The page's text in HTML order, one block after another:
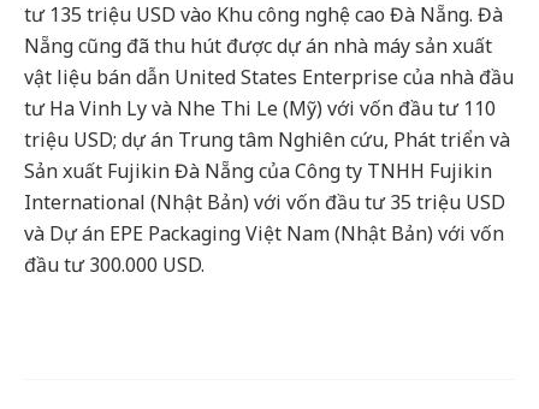
tư 135 triệu USD vào Khu công nghệ cao Đà Nẵng. Đà
Nẵng cũng đã thu hút được dự án nhà máy sản xuất
vật liệu bán dẫn United States Enterprise của nhà đầu
tư Ha Vinh Ly và Nhe Thi Le (Mỹ) với vốn đầu tư 110
triệu USD; dự án Trung tâm Nghiên cứu, Phát triển và
Sản xuất Fujikin Đà Nẵng của Công ty TNHH Fujikin
International (Nhật Bản) với vốn đầu tư 35 triệu USD
và Dự án EPE Packaging Việt Nam (Nhật Bản) với vốn
đầu tư 300.000 USD.